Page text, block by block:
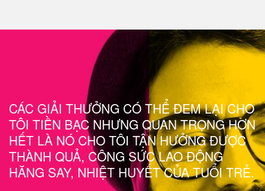
CÁC GIẢI THƯỞNG CÓ THỂ ĐEM LẠI CHO
TÔI TIỀN BẠC NHƯNG QUAN TRỌNG HƠN
HẾT LÀ NÓ CHO TÔI TẬN HƯỞNG ĐƯỢC
THÀNH QUẢ, CÔNG SỨC LAO ĐỘNG
HĂNG SAY, NHIỆT HUYẾT CỦA TUỔI TRẺ.